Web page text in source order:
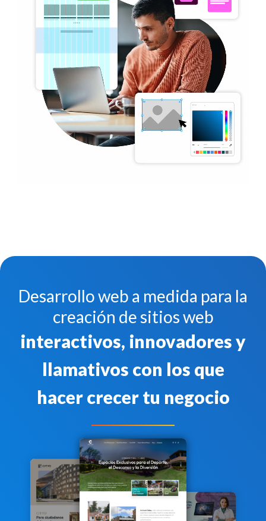
Desarrollo web a medida para la
creación de sitios web
interactivos, innovadores y
llamativos con los que
hacer crecer tu negocio